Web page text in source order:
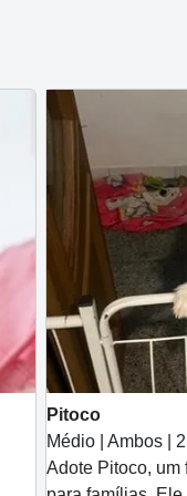
Pitoco
Médio | Ambos |
Adote Pitoco, um